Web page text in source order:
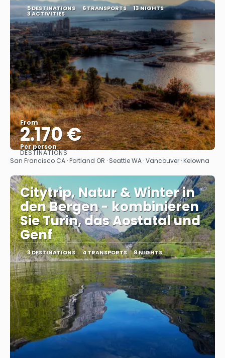
5 DESTINATIONS 6 TRANSPORTS 13 NIGHTS
3 ACTIVITIES
From
2.170 €
Per person
See
DESTINATIONS
San Francisco CA · Portland OR · Seattle WA · Vancouver · Kelowna
Citytrip, Natur & Winter in
den Bergen - kombinieren
Sie Turin, das Aostatal und
Genf
3 DESTINATIONS 4 TRANSPORTS 8 NIGHTS